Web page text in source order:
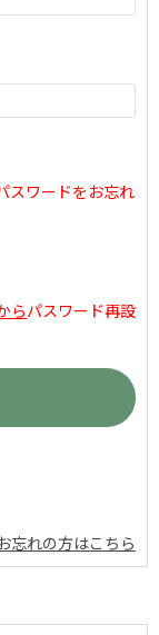
スワードをお忘れ
らパスワード再設
忘れの方はこちら